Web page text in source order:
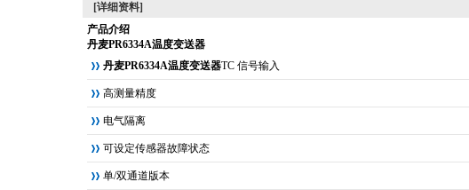
[详细资料]
产品介绍
丹麦PR6334A温度变送器
丹麦PR6334A温度变送器TC 信号输入
高测量精度
电气隔离
可设定传感器故障状态
单/双通道版本